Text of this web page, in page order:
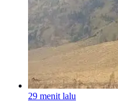
29 menit lalu